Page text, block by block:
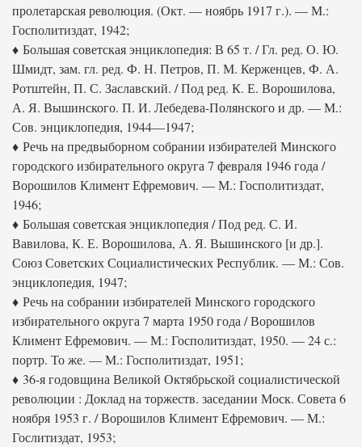
пролетарская революция. (Окт. — ноябрь 1917 г.). — М.:
Госполитиздат, 1942;
♦ Большая советская энциклопедия: В 65 т. / Гл. ред. О. Ю.
Шмидт, зам. гл. ред. Ф. Н. Петров, П. М. Керженцев, Ф. А.
Ротштейн, П. С. Заславский. / Под ред. К. Е. Ворошилова,
А. Я. Вышинского. П. И. Лебедева-Полянского и др. — М.:
Сов. энциклопедия, 1944—1947;
♦ Речь на предвыборном собрании избирателей Минского
городского избирательного округа 7 февраля 1946 года /
Ворошилов Климент Ефремович. — М.: Госполитиздат,
1946;
♦ Большая советская энциклопедия / Под ред. С. И.
Вавилова, К. Е. Ворошилова, А. Я. Вышинского [и др.].
Союз Советских Социалистических Республик. — М.: Сов.
энциклопедия, 1947;
♦ Речь на собрании избирателей Минского городского
избирательного округа 7 марта 1950 года / Ворошилов
Климент Ефремович. — М.: Госполитиздат, 1950. — 24 с.:
портр. То же. — М.: Госполитиздат, 1951;
♦ 36-я годовщина Великой Октябрьской социалистической
революции : Доклад на торжеств. заседании Моск. Совета 6
ноября 1953 г. / Ворошилов Климент Ефремович. — М.:
Гослитиздат, 1953;